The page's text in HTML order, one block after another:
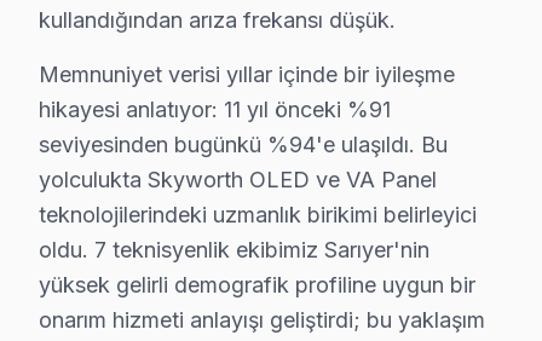
Büyükdere, enerjik yapısıyla dikkat çekerken,
Çamlıtepe'de Skyworth TV Servisi
Çamlıtepe, sakin bir mahalle olarak Skyworth
Çayırbaşı'nda Skyworth TV Servisi
Çayırbaşı, dinamik bir yaşam alanı sunarken,
Cumhuriyet'te Skyworth TV Servisi
Cumhuriyet Mahallesi, modern yapılarıyla dikkat
kullandığından arıza frekansı düşük.
Memnuniyet verisi yıllar içinde bir iyileşme
hikayesi anlatıyor: 11 yıl önceki %91
seviyesinden bugünkü %94'e ulaşıldı. Bu
yolculukta Skyworth OLED ve VA Panel
teknolojilerindeki uzmanlık birikimi belirleyici
oldu. 7 teknisyenlik ekibimiz Sarıyer'nin
yüksek gelirli demografik profiline uygun bir
onarım hizmeti anlayışı geliştirdi; bu yaklaşım